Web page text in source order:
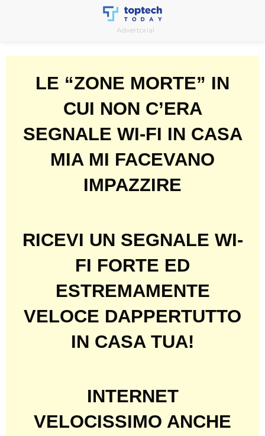
Advertorial
LE “ZONE MORTE” IN
CUI NON C’ERA
SEGNALE WI-FI IN CASA
MIA MI FACEVANO
IMPAZZIRE
RICEVI UN SEGNALE WI-
FI FORTE ED
ESTREMAMENTE
VELOCE DAPPERTUTTO
IN CASA TUA!
INTERNET
VELOCISSIMO ANCHE